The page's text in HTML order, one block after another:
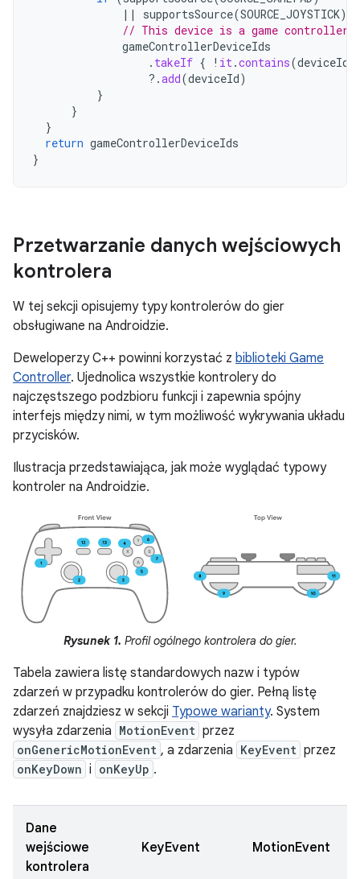
||
supportsSource(SOURCE_JOYSTICK))
// This device is a game
gameControllerDeviceIds
. takeIf { ! it.contains(deviceId
?.add(deviceId)
}
}
}
return gameControllerDeviceIds
}
Przetwarzanie danych wejściowych
kontrolera
W tej sekcji opisujemy typy kontrolerów do gier
obsługiwane na Androidzie.
Deweloperzy C++ powinni korzystać z biblioteki Game
Controller. Ujednolica wszystkie kontrolery do
najczęstszego podzbioru funkcji i zapewnia spójny
interfejs między nimi, w tym możliwość wykrywania układu
przycisków.
Ilustracja przedstawiająca, jak może wyglądać typowy
kontroler na Androidzie.
Rysunek 1. Profil ogólnego kontrolera do gier.
Tabela zawiera listę standardowych nazw i typów
zdarzeń w przypadku kontrolerów do gier. Pełną listę
zdarzeń znajdziesz w sekcji Typowe warianty. System
wysyła zdarzenia MotionEvent przez
onGenericMotionEvent , a zdarzenia KeyEvent przez
onKeyDown i onKeyUp .
Dane
wejściowe
kontrolera
KeyEvent MotionEvent